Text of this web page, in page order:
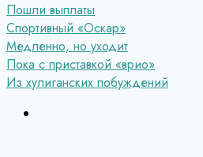
Пошли выплаты
Спортивный «Оскар»
Медленно, но уходит
Пока с приставкой «врио»
Из хулиганских побуждений